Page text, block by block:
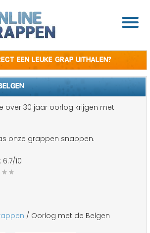
een leuke grap uithalen?
over 30 jaar oorlog krijgen met
onze grappen snappen.
6.7/10
/ Oorlog met de Belgen